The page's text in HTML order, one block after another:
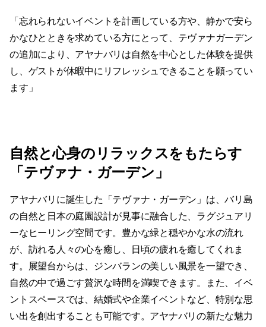
「忘れられないイベントを計画している方や、静かで安ら
かなひとときを求めている方にとって、テヴァナガーデン
の追加により、アヤナバリは自然を中心とした体験を提供
し、ゲストが休暇中にリフレッシュできることを願ってい
ます」
自然と心身のリラックスをもたらす
「テヴァナ・ガーデン」
アヤナバリに誕生した「テヴァナ・ガーデン」は、バリ島
の自然と日本の庭園設計が見事に融合した、ラグジュアリ
ーなヒーリング空間です。豊かな緑と穏やかな水の流れ
が、訪れる人々の心を癒し、日頃の疲れを癒してくれま
す。展望台からは、ジンバランの美しい風景を一望でき、
自然の中で過ごす贅沢な時間を満喫できます。また、イベ
ントスペースでは、結婚式や企業イベントなど、特別な思
い出を創出することも可能です。アヤナバリの新たな魅力